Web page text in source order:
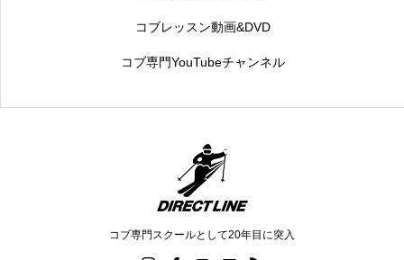
コブレッスン動画&DVD
コブ専門YouTubeチャンネル
コブ専門スクールとして20年目に突入